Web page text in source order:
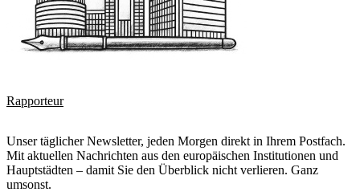
Rapporteur
Unser täglicher Newsletter, jeden Morgen direkt in Ihrem Postfach.
Mit aktuellen Nachrichten aus den europäischen Institutionen und
Hauptstädten – damit Sie den Überblick nicht verlieren. Ganz
umsonst.